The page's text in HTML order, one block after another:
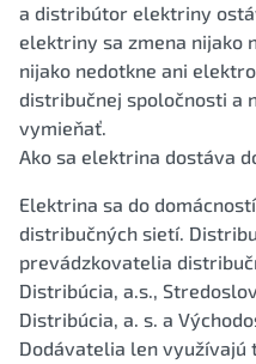
a distribútor elektriny
elektriny sa zmena nijako
nijako nedotkne ani
distribučnej spoločnosti a
vymieňať.
Ako sa elektrina dostáva
Elektrina sa do
distribučných sietí.
prevádzkovatelia
Distribúcia, a.s.,
Distribúcia, a. s. a
Dodávatelia len využívajú